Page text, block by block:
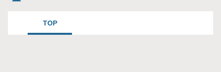
TOP